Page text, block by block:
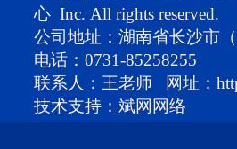
心 Inc. All rights reserved.
公司地址：湖南省长沙市
电话：0731-85258255
联系人：王老师 网址：
技术支持： 斌网网络